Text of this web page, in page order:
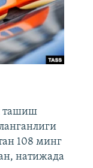
ташиш
108 минг
натижада